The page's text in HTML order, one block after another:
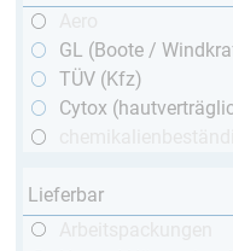
GL (Boote /
TÜV (Kfz)
Cytox
Lieferbar